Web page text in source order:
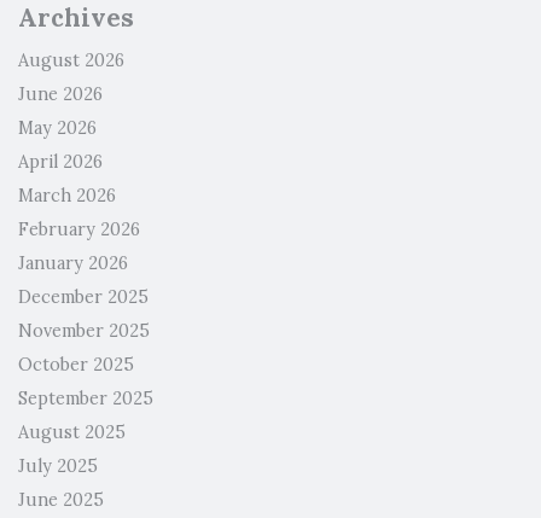
Archives
August 2026
June 2026
May 2026
April 2026
March 2026
February 2026
January 2026
December 2025
November 2025
October 2025
September 2025
August 2025
July 2025
June 2025